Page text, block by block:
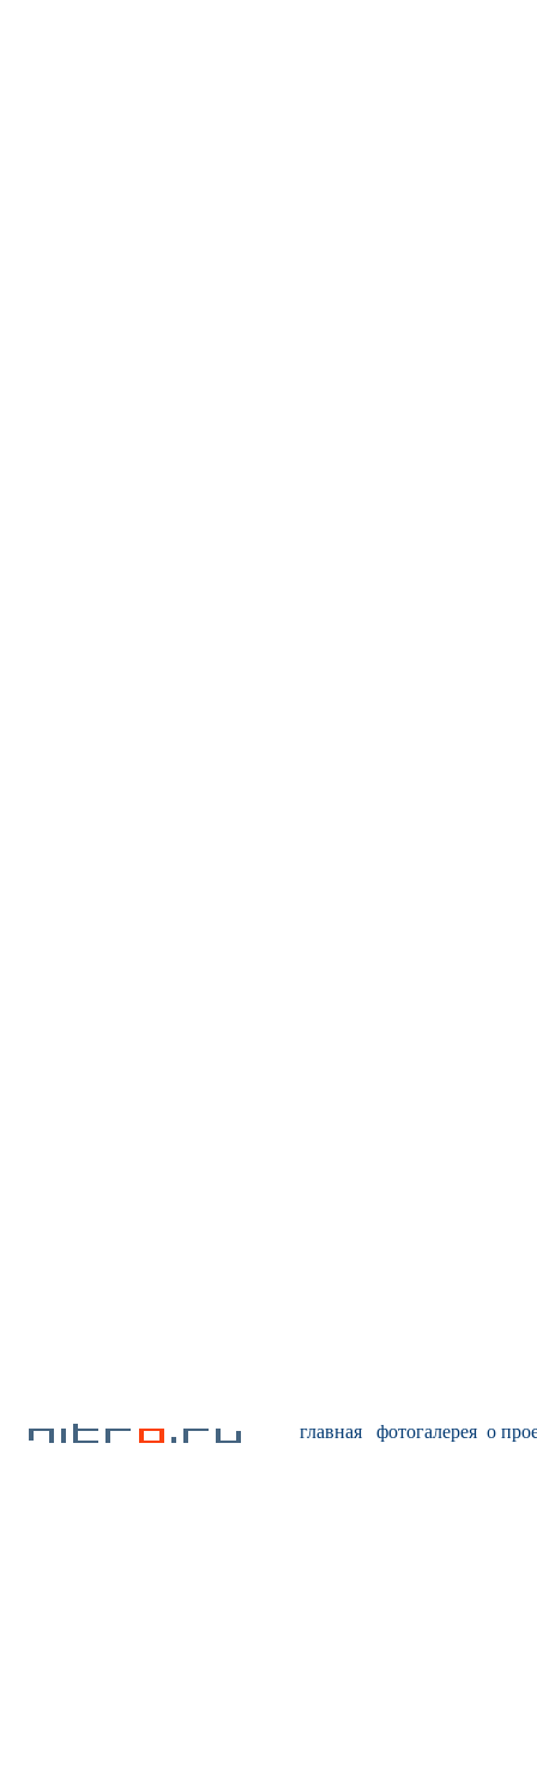
главная фотогалерея о